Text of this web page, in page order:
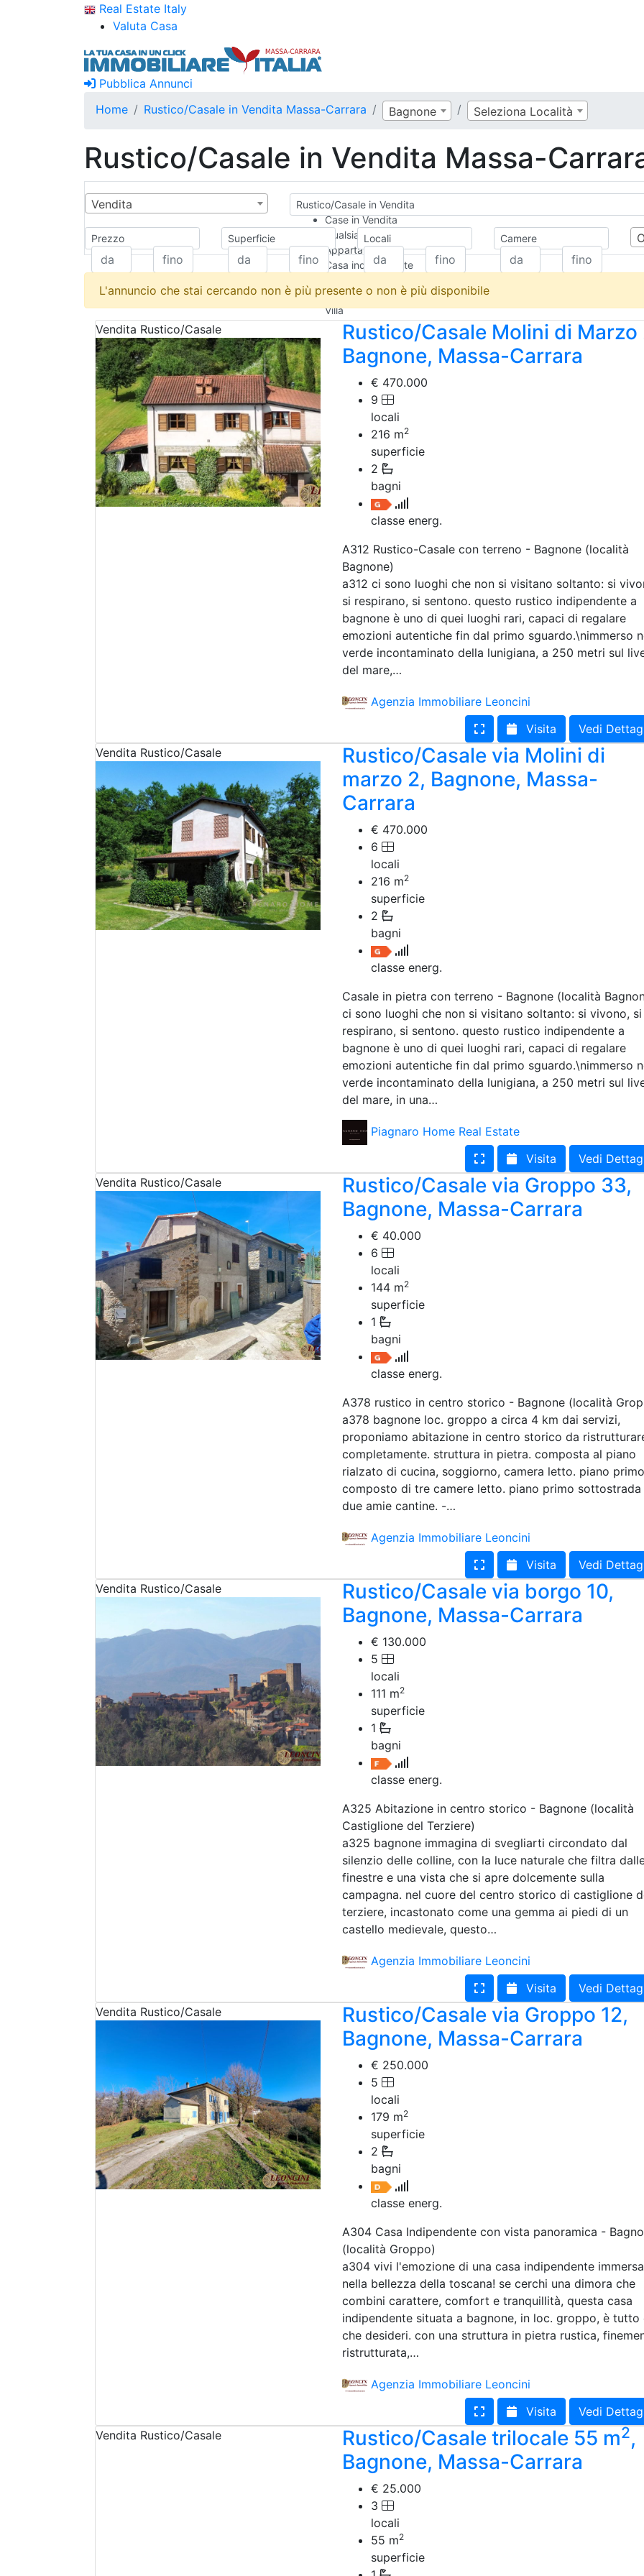
Real Estate Italy
Valuta Casa
Pubblica Annunci
Home
Rustico/Casale in Vendita Massa-Carrara Bagnone Seleziona Località
Rustico/Casale in Vendita Massa-
Vendita
Rustico/Casale in Vendita
Case in Vendita
Qualsiasi
Appartamento
Casa indipendente
Attico/Mansarda
Villa
Villetta a schiera
Rustico/Casale
Loft/Open space
Camera d'Albergo
Multiproprietà
Palazzo/Stabile
Box/Garage
Negozi e Attivita Commerciali in Vendita
Attività/Licenza Commerciale
Azienda Agricola
Bar/Ristorante
Bed & Breakfast
Negozio/locale commerciale
Agriturismo
Magazzini
Capannoni
Uffici
Terreni in Vendita
Qualsiasi
Terreno edificabile
Terreno
Prezzo Superficie Locali Camere
L'annuncio che stai cercando non è più presente o non è più disponibile
Vendita Rustico/Casale
Rustico/Casale Molini di Marzo
Bagnone, Massa-Carrara
€ 470.000
9
locali
216 m2
superficie
2
bagni
classe energ.
A312 Rustico-Casale con terreno - Bagnone (località
Bagnone)
a312 ci sono luoghi che non si visitano soltanto: si
si respirano, si sentono. questo rustico indipendente a
bagnone è uno di quei luoghi rari, capaci di regalare
emozioni autentiche fin dal primo sguardo.\nimmerso
verde incontaminato della lunigiana, a 250 metri sul
del mare,…
Agenzia Immobiliare Leoncini
Visita
Vedi
Vendita Rustico/Casale
Rustico/Casale via Molini di
marzo 2, Bagnone, Massa-
Carrara
€ 470.000
6
locali
216 m2
superficie
2
bagni
classe energ.
Casale in pietra con terreno - Bagnone (località
ci sono luoghi che non si visitano soltanto: si vivono, si
respirano, si sentono. questo rustico indipendente a
bagnone è uno di quei luoghi rari, capaci di regalare
emozioni autentiche fin dal primo sguardo.\nimmerso
verde incontaminato della lunigiana, a 250 metri sul
del mare, in una…
Piagnaro Home Real Estate
Visita
Vedi
Vendita Rustico/Casale
Rustico/Casale via Groppo 33,
Bagnone, Massa-Carrara
€ 40.000
6
locali
144m2
superficie
1
bagni
classe energ.
A378 rustico in centro storico - Bagnone (località
a378 bagnone loc. groppo a circa 4 km dai servizi,
proponiamo abitazione in centro storico da
completamente. struttura in pietra. composta al piano
rialzato di cucina, soggiorno, camera letto. piano primo
composto di tre camere letto. piano primo sottostrada
due amie cantine. -…
Agenzia Immobiliare Leoncini
Visita
Vedi
Vendita Rustico/Casale
Rustico/Casale via borgo 10,
Bagnone, Massa-Carrara
€ 130.000
5
locali
111 m2
superficie
1
bagni
classe energ.
A325 Abitazione in centro storico - Bagnone (località
Castiglione del Terziere)
a325 bagnone immagina di svegliarti circondato dal
silenzio delle colline, con la luce naturale che filtra
finestre e una vista che si apre dolcemente sulla
campagna. nel cuore del centro storico di castiglione
terziere, incastonato come una gemma ai piedi di un
castello medievale, questo…
Agenzia Immobiliare Leoncini
Visita
Vedi
Vendita Rustico/Casale
Rustico/Casale via Groppo 12,
Bagnone, Massa-Carrara
€ 250.000
5
locali
179 m2
superficie
2
bagni
classe energ.
A304 Casa Indipendente con vista panoramica -
(località Groppo)
a304 vivi l'emozione di una casa indipendente immersa
nella bellezza della toscana! se cerchi una dimora che
combini carattere, comfort e tranquillità, questa casa
indipendente situata a bagnone, in loc. groppo, è tutto
che desideri. con una struttura in pietra rustica,
ristrutturata,…
Agenzia Immobiliare Leoncini
Visita
Vedi
Vendita Rustico/Casale Rustico/Casale trilocale 55 m2,
Bagnone, Massa-Carrara
€ 25.000
3
locali
55 m2
superficie